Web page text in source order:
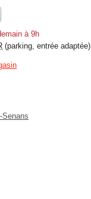
à 9h
(parking, entrée adaptée)